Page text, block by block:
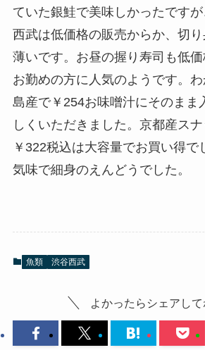
ていた銀鮭で美味しかったです
西武は低価格の販売からか、切
薄いです。お昼の握り寿司も低
お勤めの方に人気のようです。
島産で￥254お味噌汁にそのまま
しくいただきました。京都産ス
￥322税込は大容量でお買い得で
気味で細身のえんどうでした。
魚類 渋谷西武
よかったらシェアして